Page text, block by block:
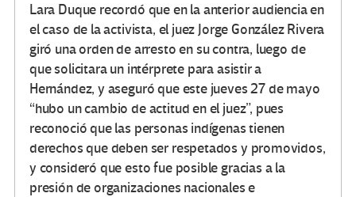
Lara Duque recordó que en la anterior audiencia en
el caso de la activista, el juez Jorge González Rivera
giró una orden de arresto en su contra, luego de
que solicitara un intérprete para asistir a
Hernández, y aseguró que este jueves 27 de mayo
“hubo un cambio de actitud en el juez”, pues
reconoció que las personas indígenas tienen
derechos que deben ser respetados y promovidos,
y consideró que esto fue posible gracias a la
presión de organizaciones nacionales e